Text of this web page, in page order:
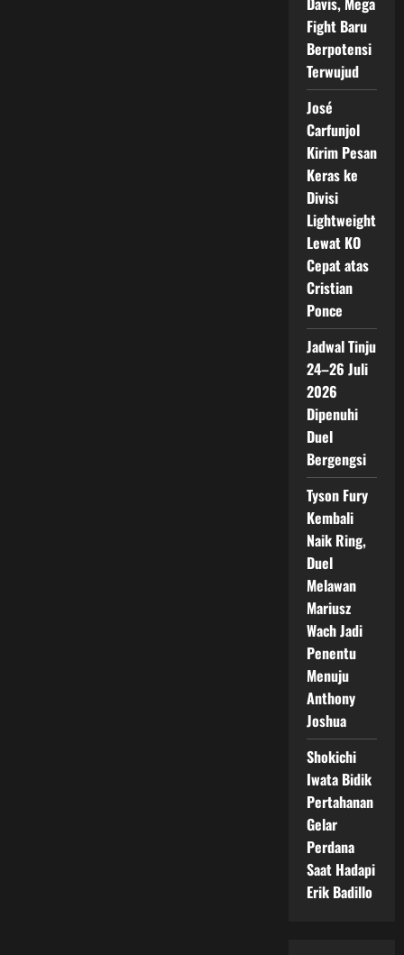
Fight Baru
Berpotensi
Terwujud
José
Carfunjol
Kirim Pesan
Keras ke
Divisi
Lightweight
Lewat KO
Cepat atas
Cristian
Ponce
Jadwal Tinju
24–26 Juli
2026
Dipenuhi
Duel
Bergengsi
Tyson Fury
Kembali
Naik Ring,
Duel
Melawan
Mariusz
Wach Jadi
Penentu
Menuju
Anthony
Joshua
Shokichi
Iwata Bidik
Pertahanan
Gelar
Perdana
Saat Hadapi
Erik Badillo